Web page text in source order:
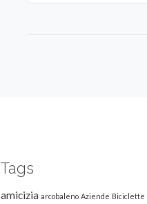
Tags
amicizia arcobaleno Aziende Biciclette